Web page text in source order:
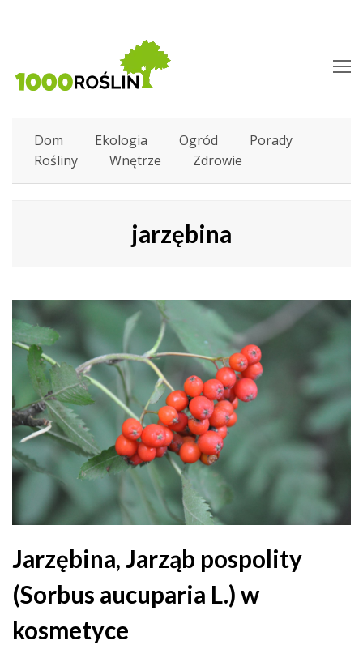
Dom Ekologia Ogród
Porady
Rośliny
Wnętrze Zdrowie
jarzębina
Jarzębina, Jarząb pospolity
(Sorbus aucuparia L.) w
kosmetyce